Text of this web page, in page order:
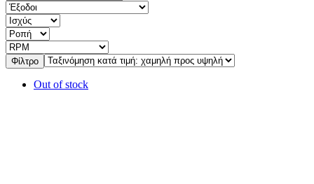
Φίλτρο
Out of stock